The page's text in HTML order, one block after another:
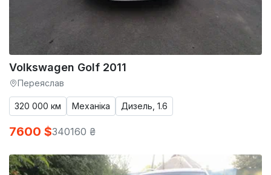
Volkswagen Golf 2011
Переяслав
320 000 км Механіка Дизель, 1.6
7600 $340160 ₴